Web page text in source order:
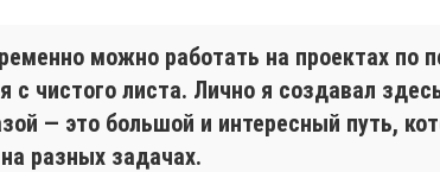
можно работать на проектах по
чистого листа. Лично я создавал
— это большой и интересный путь,
разных задачах.